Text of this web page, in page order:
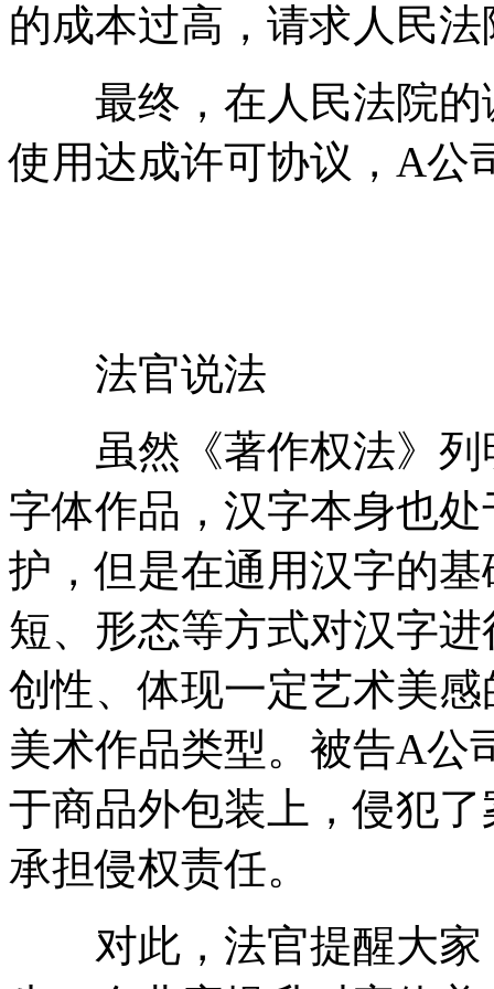
的成本过高，请求人民
最终，在人民法院的
使用达成许可协议，A公
法官说法
虽然《著作权法》列
字体作品，汉字本身也
护，但是在通用汉字的
短、形态等方式对汉字
创性、体现一定艺术美
美术作品类型。被告A公
于商品外包装上，侵犯
承担侵权责任。
对此，法官提醒大家